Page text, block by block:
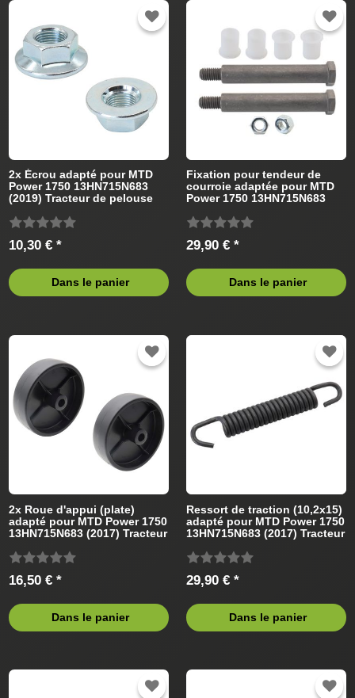
2x Écrou adapté pour MTD
Power 1750 13HN715N683
(2019) Tracteur de pelouse
10,30 € *
Dans le panier
Fixation pour tendeur de
courroie adaptée pour MTD
Power 1750 13HN715N683
29,90 € *
Dans le panier
2x Roue d'appui (plate)
adapté pour MTD Power 1750
13HN715N683 (2017) Tracteur
16,50 € *
Dans le panier
Ressort de traction (10,2x15)
adapté pour MTD Power 1750
13HN715N683 (2017) Tracteur
29,90 € *
Dans le panier